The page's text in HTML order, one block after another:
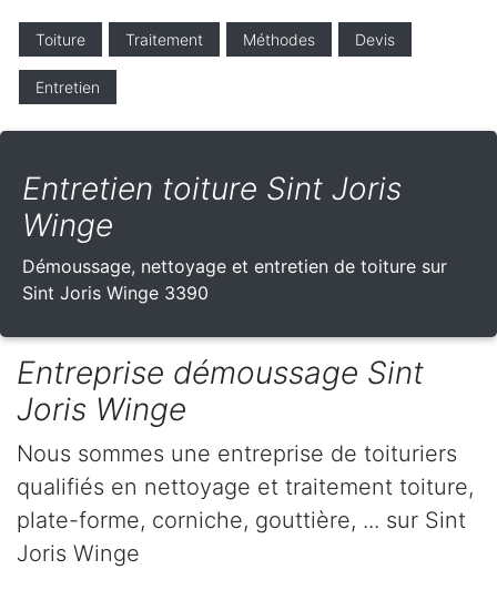
Toiture Traitement Méthodes Devis
Entretien
Entretien toiture Sint Joris
Winge
Démoussage, nettoyage et entretien de toiture sur
Sint Joris Winge 3390
Entreprise démoussage Sint
Joris Winge
Nous sommes une entreprise de toituriers
qualifiés en nettoyage et traitement toiture,
plate-forme, corniche, gouttière, ... sur Sint
Joris Winge